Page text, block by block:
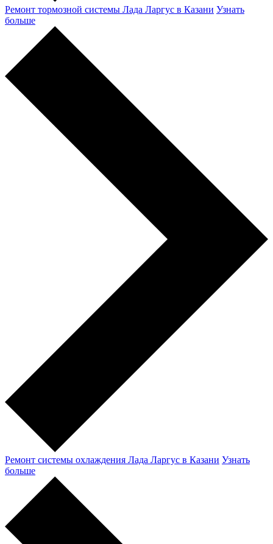
Ремонт тормозной системы Лада Ларгус в Казани Узнать
больше
Ремонт системы охлаждения Лада Ларгус в Казани Узнать
больше